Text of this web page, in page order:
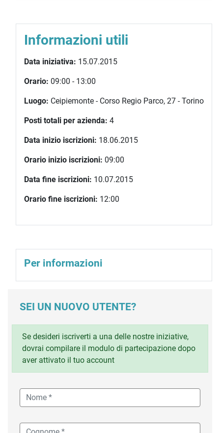
Informazioni utili
Data iniziativa: 15.07.2015
Orario: 09:00 - 13:00
Luogo: Ceipiemonte - Corso Regio Parco, 27 - Torino
Posti totali per azienda: 4
Data inizio iscrizioni: 18.06.2015
Orario inizio iscrizioni: 09:00
Data fine iscrizioni: 10.07.2015
Orario fine iscrizioni: 12:00
Per informazioni
SEI UN NUOVO UTENTE?
Se desideri iscriverti a una delle nostre iniziative,
dovrai compilare il modulo di partecipazione dopo
aver attivato il tuo account